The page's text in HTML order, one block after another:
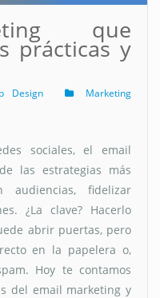
que
prácticas y
Design
Marketing
sociales, el email
las estrategias más
audiencias, fidelizar
¿La clave? Hacerlo
abrir puertas, pero
en la papelera o,
Hoy te contamos
del email marketing y